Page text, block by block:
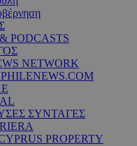
PODCASTS
NETWORK
ΣΥΝΤΑΓΕΣ
PROPERTY